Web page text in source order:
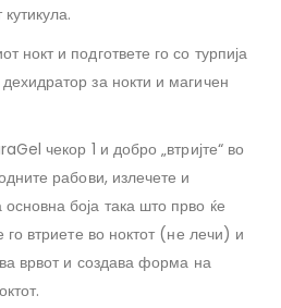
нокт и подгответе го со турпија
за нокти и магичен
чекор 1 и добро „втријте“ во
рабови, излечете и
боја така што прво ќе
го втриете во ноктот (не лечи) и
врвот и создава форма на